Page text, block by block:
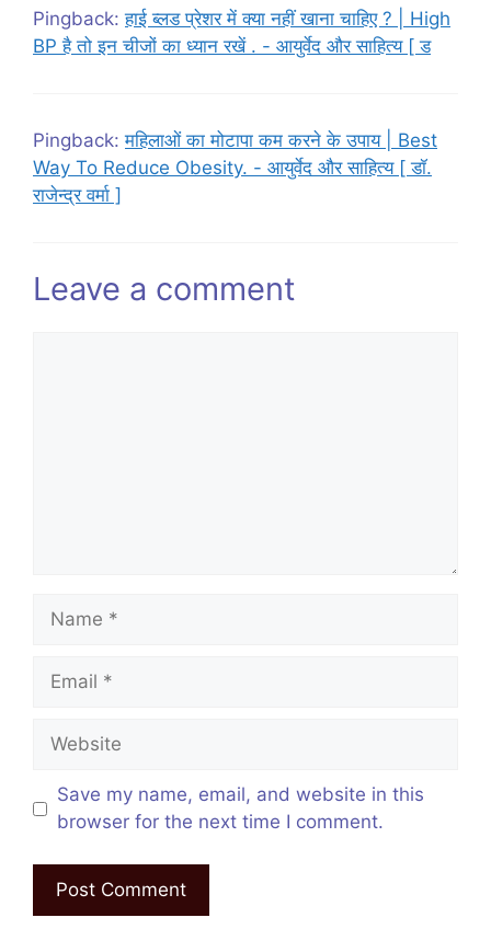
Pingback:हाई ब्लड प्रेशर में क्या नहीं खाना चाहिए ? | High
BP है तो इन चीजों का ध्यान रखें . - आयुर्वेद और साहित्य [ ड
Pingback:महिलाओं का मोटापा कम करने के उपाय | Best
Way To Reduce Obesity. - आयुर्वेद और साहित्य [ डॉ.
राजेन्द्र वर्मा ]
Leave a comment
Name
Email
Website
Save my name, email, and website in this
browser for the next time I comment.